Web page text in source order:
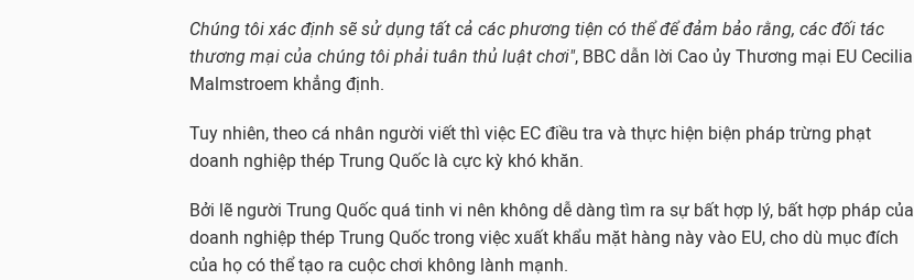
Chúng tôi xác định sẽ sử dụng tất cả các phương tiện có thể để đảm bảo rằng, các đối tác
thương mại của chúng tôi phải tuân thủ luật chơi", BBC dẫn lời Cao ủy Thương mại EU Cecilia
Malmstroem khẳng định.
Tuy nhiên, theo cá nhân người viết thì việc EC điều tra và thực hiện biện pháp trừng phạt
doanh nghiệp thép Trung Quốc là cực kỳ khó khăn.
Bởi lẽ người Trung Quốc quá tinh vi nên không dễ dàng tìm ra sự bất hợp lý, bất hợp pháp của
doanh nghiệp thép Trung Quốc trong việc xuất khẩu mặt hàng này vào EU, cho dù mục đích
của họ có thể tạo ra cuộc chơi không lành mạnh.